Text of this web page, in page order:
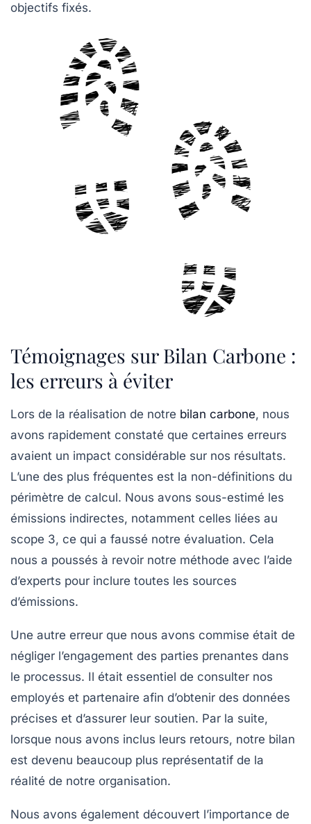
objectifs fixés.
Témoignages sur Bilan Carbone :
les erreurs à éviter
Lors de la réalisation de notre bilan carbone, nous
avons rapidement constaté que certaines erreurs
avaient un impact considérable sur nos résultats.
L’une des plus fréquentes est la non-définitions du
périmètre de calcul. Nous avons sous-estimé les
émissions indirectes, notamment celles liées au
scope 3, ce qui a faussé notre évaluation. Cela
nous a poussés à revoir notre méthode avec l’aide
d’experts pour inclure toutes les sources
d’émissions.
Une autre erreur que nous avons commise était de
négliger l’engagement des parties prenantes dans
le processus. Il était essentiel de consulter nos
employés et partenaire afin d’obtenir des données
précises et d’assurer leur soutien. Par la suite,
lorsque nous avons inclus leurs retours, notre bilan
est devenu beaucoup plus représentatif de la
réalité de notre organisation.
Nous avons également découvert l’importance de